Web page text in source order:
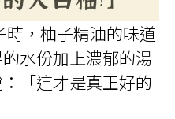
時，柚子精油的味道
水份加上濃郁的湯
「這才是真正好的